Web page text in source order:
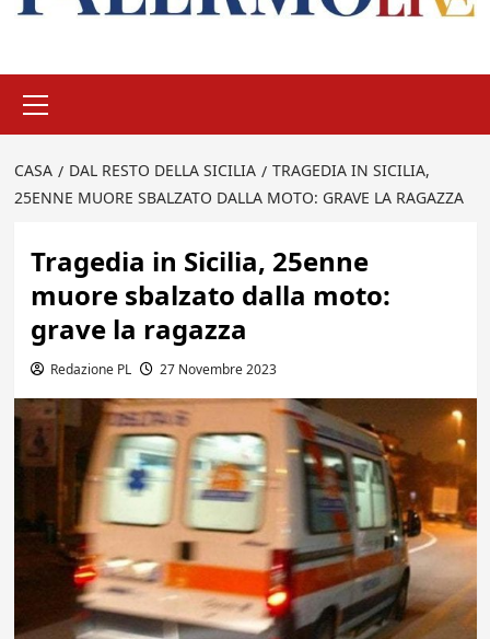
principale
CASA DAL RESTO DELLA SICILIA
TRAGEDIA IN SICILIA,
25ENNE MUORE SBALZATO DALLA MOTO: GRAVE LA RAGAZZA
Tragedia in Sicilia, 25enne
muore sbalzato dalla moto:
grave la ragazza
Redazione PL 27 Novembre 2023